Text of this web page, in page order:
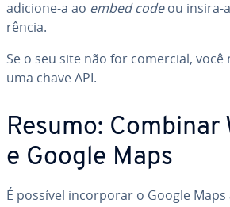
adicione-a ao embed codeou insira-
rên­cia.
Se o seu site não for comercial,
uma chave API.
Resumo: Combinar
e Google Maps
É possível in­cor­po­rar o Google